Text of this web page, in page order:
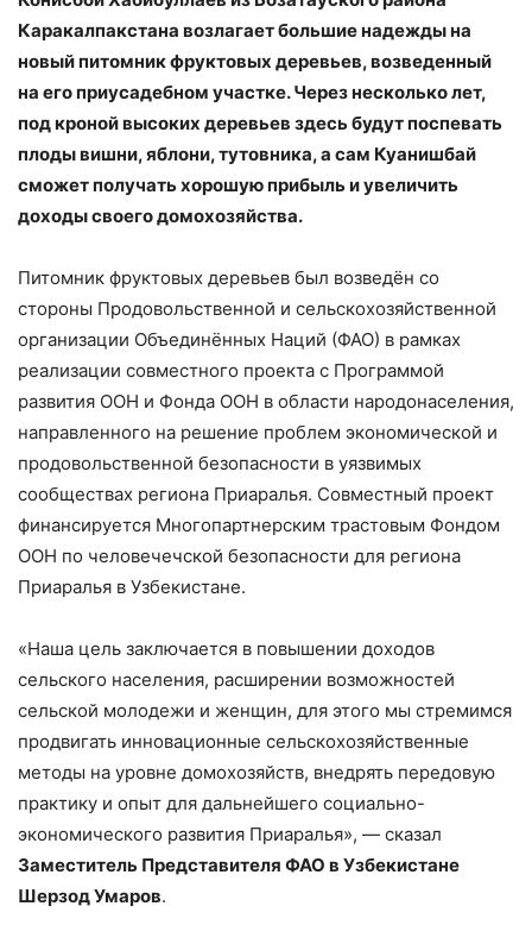
Каракалпакстана возлагает большие надежды на
новый питомник фруктовых деревьев, возведенный
на его приусадебном участке. Через несколько лет,
под кроной высоких деревьев здесь будут поспевать
плоды вишни, яблони, тутовника, а сам Куанишбай
сможет получать хорошую прибыль и увеличить
доходы своего домохозяйства.
Питомник фруктовых деревьев был возведён со
стороны Продовольственной и сельскохозяйственной
организации Объединённых Наций (ФАО) в рамках
реализации совместного проекта с Программой
развития ООН и Фонда ООН в области народонаселения,
направленного на решение проблем экономической и
продовольственной безопасности в уязвимых
сообществах региона Приаралья. Совместный проект
финансируется Многопартнерским трастовым Фондом
ООН по человечечской безопасности для региона
Приаралья в Узбекистане.
«Наша цель заключается в повышении доходов
сельского населения, расширении возможностей
сельской молодежи и женщин, для этого мы стремимся
продвигать инновационные сельскохозяйственные
методы на уровне домохозяйств, внедрять передовую
практику и опыт для дальнейшего социально-
экономического развития Приаралья», — сказал
Заместитель Представителя ФАО в Узбекистане
Шерзод Умаров.